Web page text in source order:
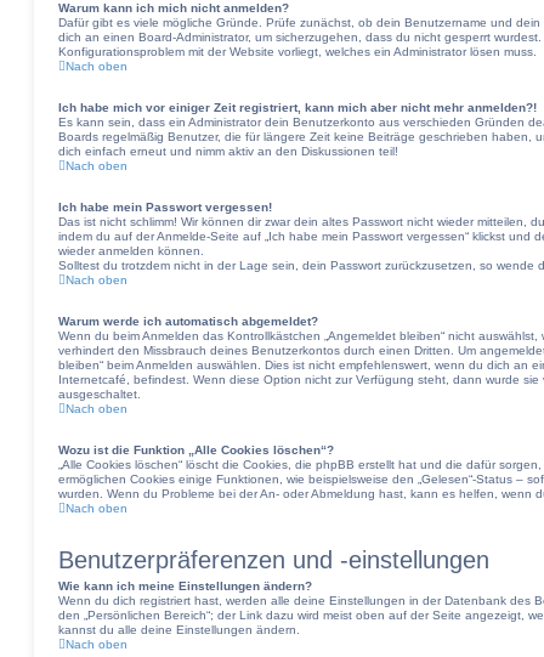
Warum kann ich mich nicht anmelden?
Dafür gibt es viele mögliche Gründe. Prüfe zunächst, ob dein Benutzername und
dich an einen Board-Administrator, um sicherzugehen, dass du nicht gesperrt
Konfigurationsproblem mit der Website vorliegt, welches ein Administrator lösen muss.
Nach oben
Ich habe mich vor einiger Zeit registriert, kann mich aber nicht mehr anmelden?!
Es kann sein, dass ein Administrator dein Benutzerkonto aus verschieden Gründen
Boards regelmäßig Benutzer, die für längere Zeit keine Beiträge geschrieben haben,
dich einfach erneut und nimm aktiv an den Diskussionen teil!
Nach oben
Ich habe mein Passwort vergessen!
Das ist nicht schlimm! Wir können dir zwar dein altes Passwort nicht wieder mitteilen,
indem du auf der Anmelde-Seite auf „Ich habe mein Passwort vergessen“ klickst und
wieder anmelden können.
Solltest du trotzdem nicht in der Lage sein, dein Passwort zurückzusetzen, so wende
Nach oben
Warum werde ich automatisch abgemeldet?
Wenn du beim Anmelden das Kontrollkästchen „Angemeldet bleiben“ nicht
verhindert den Missbrauch deines Benutzerkontos durch einen Dritten. Um
bleiben“ beim Anmelden auswählen. Dies ist nicht empfehlenswert, wenn du dich an
Internetcafé, befindest. Wenn diese Option nicht zur Verfügung steht, dann wurde sie
ausgeschaltet.
Nach oben
Wozu ist die Funktion „Alle Cookies löschen“?
„Alle Cookies löschen“ löscht die Cookies, die phpBB erstellt hat und die dafür
ermöglichen Cookies einige Funktionen, wie beispielsweise den „Gelesen“-Status –
wurden. Wenn du Probleme bei der An- oder Abmeldung hast, kann es helfen, wenn
Nach oben
Benutzerpräferenzen und -einstellungen
Wie kann ich meine Einstellungen ändern?
Wenn du dich registriert hast, werden alle deine Einstellungen in der Datenbank des
den „Persönlichen Bereich“; der Link dazu wird meist oben auf der Seite angezeigt,
kannst du alle deine Einstellungen ändern.
Nach oben